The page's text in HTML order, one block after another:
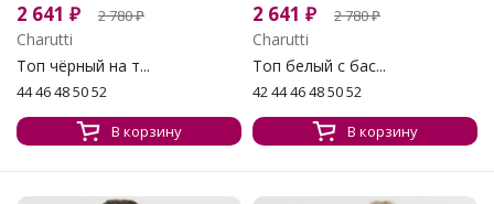
2 641 ₽ 2 780₽
Charutti
Топ чёрный на т...
44 46 48 50 52
В корзину
2 641 ₽ 2 780₽
Charutti
Топ белый с бас...
42 44 46 48 50 52
В корзину